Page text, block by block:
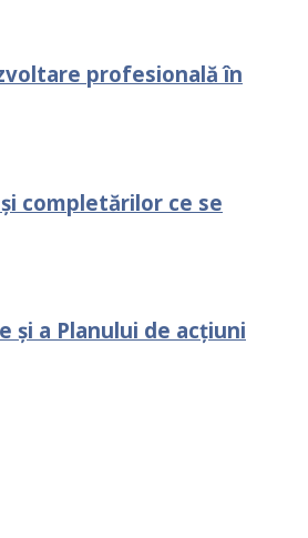
profesională în
completărilor ce se
a Planului de acțiuni